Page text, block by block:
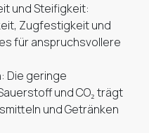
und Steifigkeit:
Zugfestigkeit und
für anspruchsvollere
Die geringe
und CO₂ trägt
und Getränken